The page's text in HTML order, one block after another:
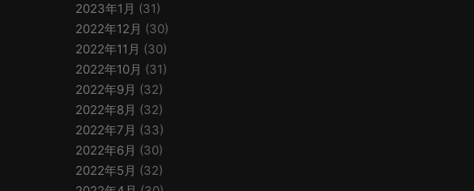
2023年1月 (31)
2022年12月 (30)
2022年11月 (30)
2022年10月 (31)
2022年9月 (32)
2022年8月 (32)
2022年7月 (33)
2022年6月 (30)
2022年5月 (32)